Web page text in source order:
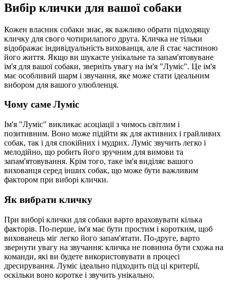
Вибір клички для вашої собаки
Кожен власник собаки знає, як важливо обрати підходящу
кличку для свого чотирилапого друга. Кличка не тільки
відображає індивідуальність вихованця, але й стає частиною
його життя. Якщо ви шукаєте унікальне та запам'ятовуване
ім'я для вашої собаки, зверніть увагу на ім'я "Луміс". Це ім'я
має особливий шарм і звучання, яке може стати ідеальним
вибором для вашого улюбленця.
Чому саме Луміс
Ім'я "Луміс" викликає асоціації з чимось світлим і
позитивним. Воно може підійти як для активних і грайливих
собак, так і для спокійних і мудрих. Луміс звучить легко і
мелодійно, що робить його зручним для вимови та
запам'ятовування. Крім того, таке ім'я виділяє вашого
вихованця серед інших собак, що може бути важливим
фактором при виборі клички.
Як вибрати кличку
При виборі клички для собаки варто враховувати кілька
факторів. По-перше, ім'я має бути простим і коротким, щоб
вихованець міг легко його запам'ятати. По-друге, варто
звернути увагу на звучання: кличка не повинна бути схожа на
команди, які ви будете використовувати в процесі
дресирування. Луміс ідеально підходить під ці критерії,
оскільки воно коротке і звучить унікально.